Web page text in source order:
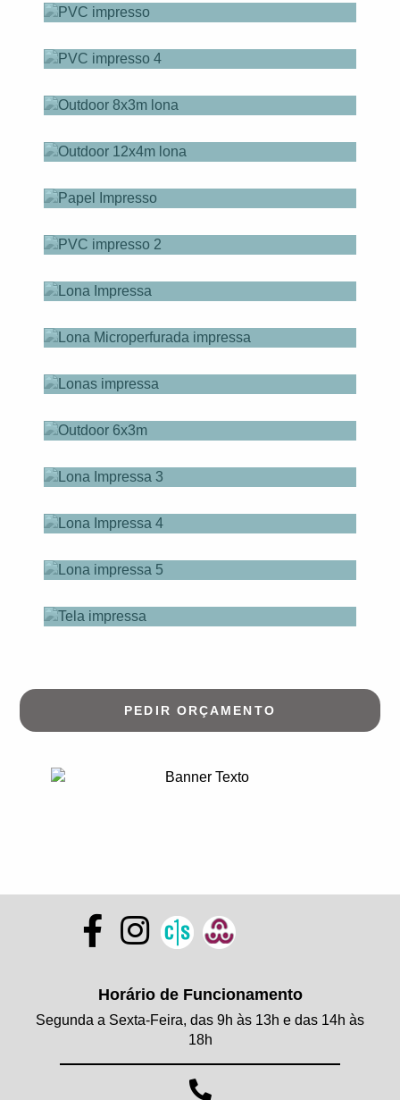
PEDIR ORÇAMENTO
Horário de Funcionamento
Segunda a Sexta-Feira, das 9h às 13h e das 14h às
18h